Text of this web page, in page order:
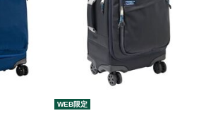
WEB限定